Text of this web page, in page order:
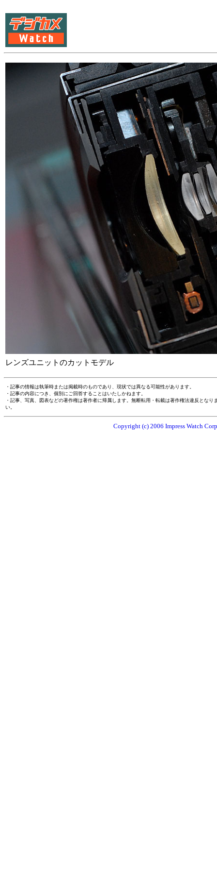
レンズユニットのカットモデル
・記事の情報は執筆時または掲載時のものであり、現状では異なる可能性があります。
・記事の内容につき、個別にご回答することはいたしかねます。
・記事、写真、図表などの著作権は著作者に帰属します。無断転用・転載は著作権法違反とな
い。
Copyright (c) 2006 Impress Watch